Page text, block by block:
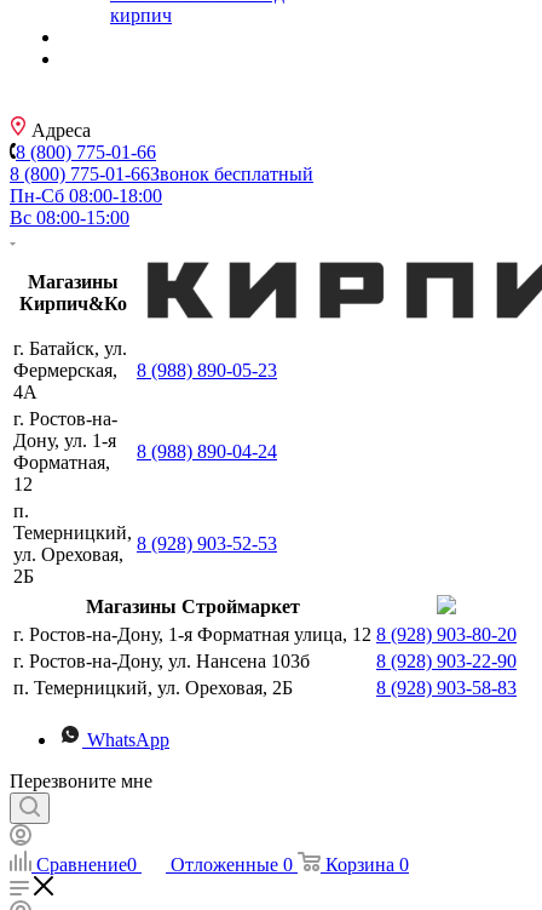
кирпич
Адреса
8 (800) 775-01-66
8 (800) 775-01-66Звонок бесплатный
Пн-Сб 08:00-18:00
Вс 08:00-15:00
Магазины
Кирпич&Ко
г. Батайск, ул.
Фермерская,
4А
8 (988) 890-05-23
г. Ростов-на-
Дону, ул. 1-я
Форматная,
12
8 (988) 890-04-24
п.
Темерницкий,
ул. Ореховая,
2Б
8 (928) 903-52-53
Магазины Строймаркет
г. Ростов-на-Дону, 1-я Форматная улица, 12 8 (928) 903-80-20
г. Ростов-на-Дону, ул. Нансена 103б
8 (928) 903-22-90
п. Темерницкий, ул. Ореховая, 2Б
8 (928) 903-58-83
WhatsApp
Перезвоните мне
Сравнение0 Отложенные 0 Корзина 0